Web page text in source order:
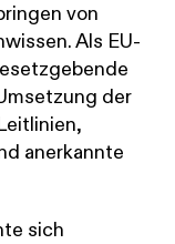
von
Als EU-
der
anerkannte
sich